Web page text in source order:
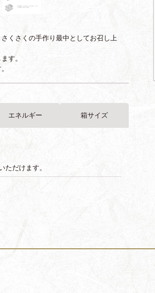
くさくの手作り最中としてお召し上
す。
エネルギー 箱サイズ
ただけます。